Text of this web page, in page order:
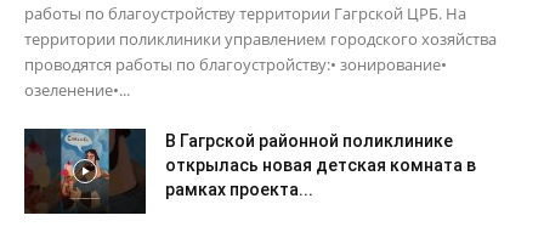
работы по благоустройству территории Гагрской ЦРБ. На
территории поликлиники управлением городского хозяйства
проводятся работы по благоустройству:• зонирование•
озеленение•...
В Гагрской районной поликлинике
открылась новая детская комната в
рамках проекта...